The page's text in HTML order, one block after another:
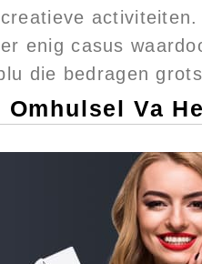
enig casus
die bedragen
Omhulsel Va